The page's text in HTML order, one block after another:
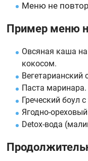
Меню не
Пример меню
Овсяная каша
кокосом.
Вегетарианский
Паста маринара.
Греческий боул
Ягодно-
Detox-вода